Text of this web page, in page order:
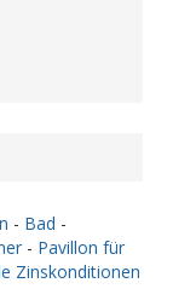
- Bad -
- Pavillon für
Zinskonditionen